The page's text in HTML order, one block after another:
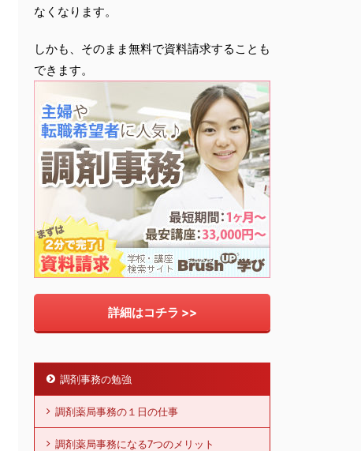
なくなります。
しかも、そのまま無料で資料請求することも
できます。
詳細はコチラ >>
調剤事務の勉強
調剤薬局事務の１日の仕事
調剤薬局事務になる7つのメリット